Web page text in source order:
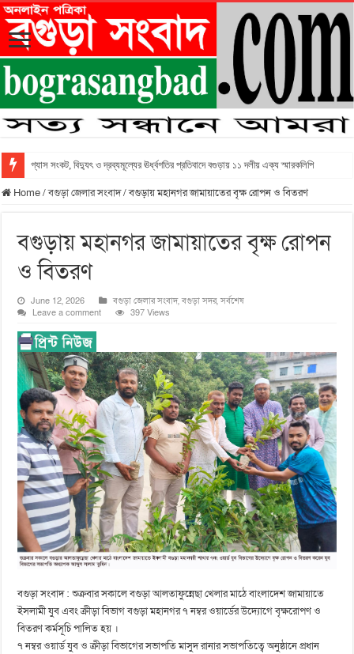
গ্যাস সংকট, বিদ্যুৎ ও দ্রব্যমূল্যের ঊর্ধ্বগতির প্রতিবাদে বগুড়ায় ১১ দলীয় এক্য স্মারকলিপি
Home/বগুড়া জেলার সংবাদ/বগুড়ায় মহানগর জামায়াতের বৃক্ষ রোপন ও বিতরণ
বগুড়ায় মহানগর জামায়াতের বৃক্ষ রোপন
ও বিতরণ
June 12, 2026 বগুড়া জেলার সংবাদ,বগুড়া সদর,সর্বশেষ
Leave a comment
397 Views
বগুড়া সংবাদ : শুক্রবার সকালে বগুড়া আলতাফুন্নেছা খেলার মাঠে বাংলাদেশ জামায়াতে
ইসলামী যুব এবং ক্রীড়া বিভাগ বগুড়া মহানগর ৭ নম্বর ওয়ার্ডের উদ্যোগে বৃক্ষরোপণ ও
বিতরণ কর্মসূচি পালিত হয় ।
৭ নম্বর ওয়ার্ড যুব ও ক্রীড়া বিভাগের সভাপতি মাসুদ রানার সভাপতিত্বে অনুষ্ঠানে প্রধান